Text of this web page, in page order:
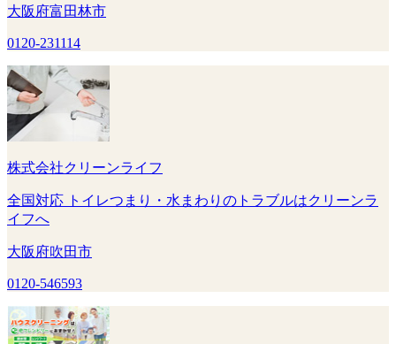
大阪府富田林市
0120-231114
株式会社クリーンライフ
全国対応 トイレつまり・水まわりのトラブルはクリーンラ
イフへ
大阪府吹田市
0120-546593